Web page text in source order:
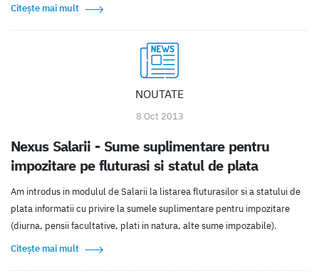
Citește mai mult
NOUTATE
8 Oct 2013
Nexus Salarii - Sume suplimentare pentru
impozitare pe fluturasi si statul de plata
Am introdus in modulul de Salarii la listarea fluturasilor si a statului de
plata informatii cu privire la sumele suplimentare pentru impozitare
(diurna, pensii facultative, plati in natura, alte sume impozabile).
Citește mai mult